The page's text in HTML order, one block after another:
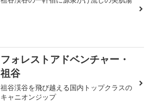
フォレストアドベンチャー・
祖谷
祖谷渓谷を飛び越える国内トップクラスの
キャニオンジップ